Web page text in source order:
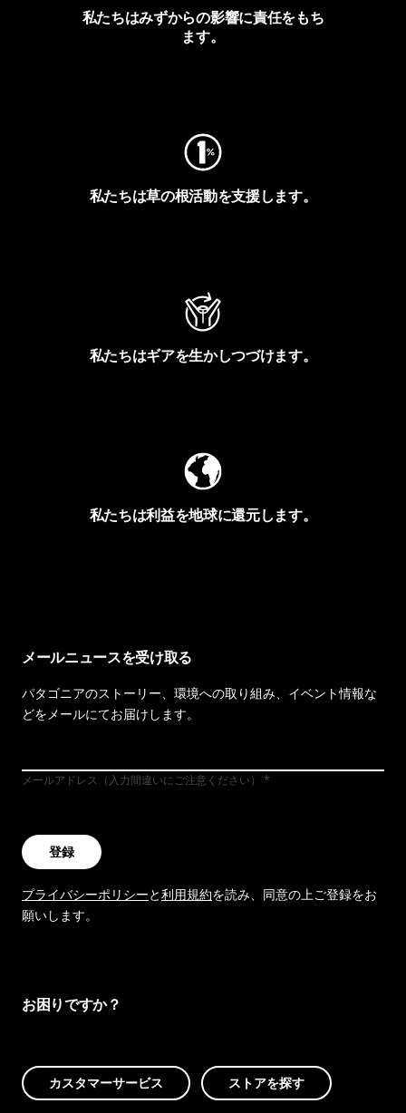
私たちはみずからの影響に責任をもち
ます。
私たちは草の根活動を支援します。
私たちはギアを生かしつづけます。
私たちは利益を地球に還元します。
メールニュースを受け取る
パタゴニアのストーリー、環境への取り組み、イベント情報な
どをメールにてお届けします。
メールアドレス（入力間違いにご注意ください）
登録
プライバシーポリシーと利用規約を読み、同意の上ご登録をお
願いします。
お困りですか？
カスタマーサービス ストアを探す